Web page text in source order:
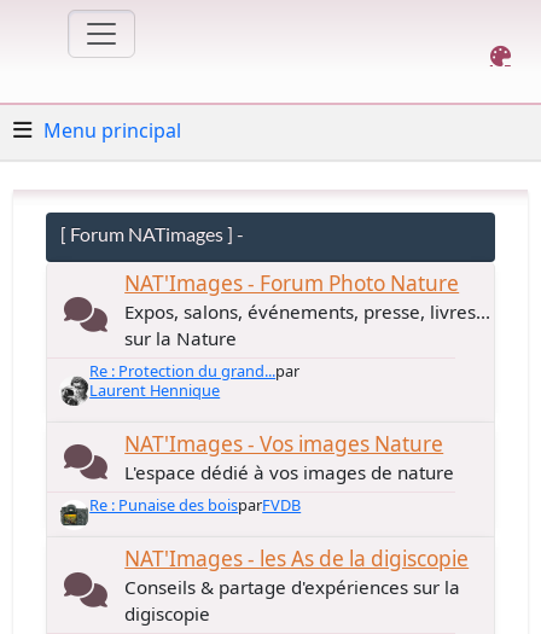
Menu principal
[ Forum NATimages ] -
NAT'Images - Forum Photo Nature
Expos, salons, événements, presse, livres...
sur la Nature
Re : Protection du grand...par
Laurent Hennique
NAT'Images - Vos images Nature
L'espace dédié à vos images de nature
Re : Punaise des boisparFVDB
NAT'Images - les As de la digiscopie
Conseils & partage d'expériences sur la
digiscopie